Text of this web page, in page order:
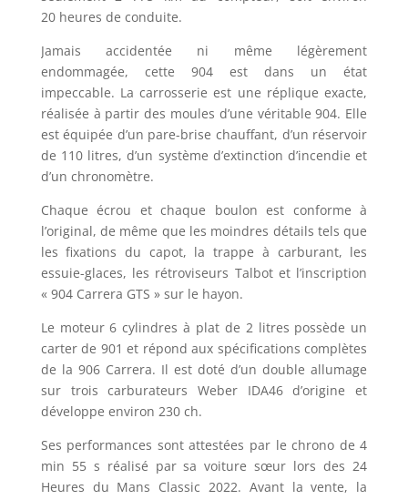
20 heures de conduite.
Jamais accidentée ni même légèrement
endommagée, cette 904 est dans un état
impeccable. La carrosserie est une réplique exacte,
réalisée à partir des moules d’une véritable 904. Elle
est équipée d’un pare-brise chauffant, d’un réservoir
de 110 litres, d’un système d’extinction d’incendie et
d’un chronomètre.
Chaque écrou et chaque boulon est conforme à
l’original, de même que les moindres détails tels que
les fixations du capot, la trappe à carburant, les
essuie-glaces, les rétroviseurs Talbot et l’inscription
« 904 Carrera GTS » sur le hayon.
Le moteur 6 cylindres à plat de 2 litres possède un
carter de 901 et répond aux spécifications complètes
de la 906 Carrera. Il est doté d’un double allumage
sur trois carburateurs Weber IDA46 d’origine et
développe environ 230 ch.
Ses performances sont attestées par le chrono de 4
min 55 s réalisé par sa voiture sœur lors des 24
Heures du Mans Classic 2022. Avant la vente, la